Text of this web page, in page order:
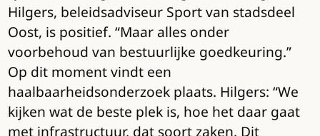
Hilgers, beleidsadviseur Sport van stadsdeel
Oost, is positief. “Maar alles onder
voorbehoud van bestuurlijke goedkeuring.”
Op dit moment vindt een
haalbaarheidsonderzoek plaats. Hilgers: “We
kijken wat de beste plek is, hoe het daar gaat
met infrastructuur, dat soort zaken. Dit